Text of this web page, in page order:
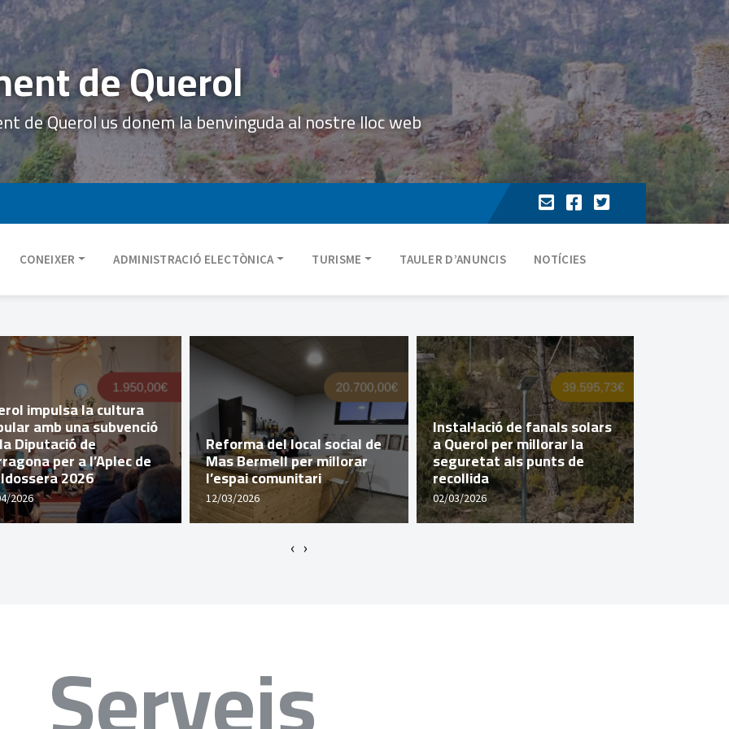
de Querol
de Querol us donem la benvinguda al nostre lloc web
CONEIXER ADMINISTRACIÓ ELECTÒNICA TURISME TAULER D’ANUNCIS NOTÍCIES
impulsa la cultura
amb una subvenció
Diputació de
per a l’Aplec de
2026
2026
Reforma del local social de
Mas Bermell per millorar
l’espai comunitari
12/03/2026
Instal·lació de fanals solars
a Querol per millorar la
seguretat als punts de
recollida
02/03/2026
‹ ›